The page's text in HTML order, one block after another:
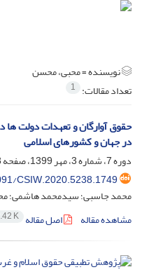
نویسنده =محبی، محسن
تعداد مقالات: 1
حقوق آوارگان و تعهدات دولت ها
در جهان و کشورهای اسلامی
دوره 7، شماره 3، مهر 1399، صفحه
CSIW.2020.5238.1749
محمد جاسبی؛ سیدمحمد هاشمی؛
مشاهده مقاله
اصل مقاله K